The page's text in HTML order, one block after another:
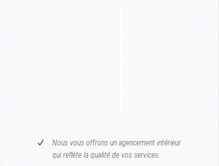
ET
LESHÔTELS
Nous vous offrons un agencement intérieur
qui reflète la qualité de vos services.